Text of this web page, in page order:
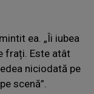
ea. „Îi iubea
frați. Este atât
niciodată pe
scenă”.